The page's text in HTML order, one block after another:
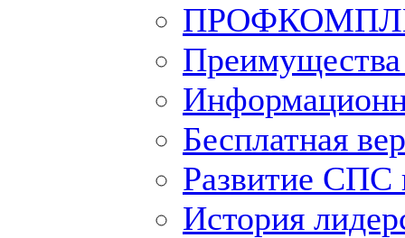
Бесплатная
Развитие СПС
История